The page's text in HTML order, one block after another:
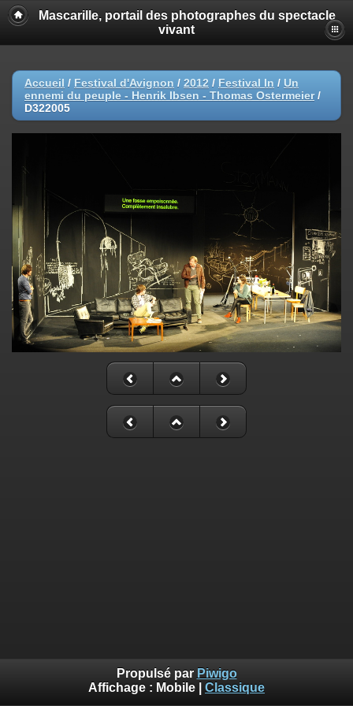
Mascarille, portail des photographes du spectacle
vivant
Accueil / Festival d'Avignon / 2012 / Festival In / Un
ennemi du peuple - Henrik Ibsen - Thomas Ostermeier/
D322005
Propulsé par Piwigo
Affichage : Mobile Classique